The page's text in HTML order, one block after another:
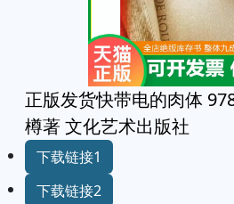
正版发货快带电的肉体
樽著 文化艺术出版社
下载链接1
下载链接2